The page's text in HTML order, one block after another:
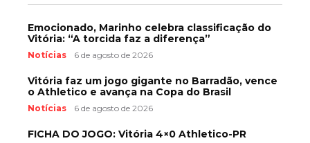
Emocionado, Marinho celebra classificação do
Vitória: “A torcida faz a diferença”
Notícias 6 de agosto de 2026
Vitória faz um jogo gigante no Barradão, vence
o Athletico e avança na Copa do Brasil
Notícias 6 de agosto de 2026
FICHA DO JOGO: Vitória 4×0 Athletico-PR